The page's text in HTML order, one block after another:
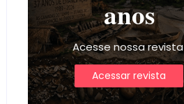
anos
Acesse nossa revista
Acessar revista